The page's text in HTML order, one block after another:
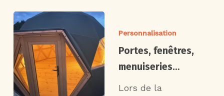
Personnalisation
Portes, fenêtres,
menuiseries…
Lors de la